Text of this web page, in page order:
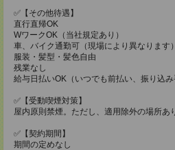
✅【その他待遇】
直行直帰OK
WワークOK（当社規定あり）
車、バイク通勤可（現場により異なります）
服装・髪型・髪色自由
残業なし
給与日払いOK（いつでも前払い、振り込み
✅【受動喫煙対策】
屋内原則禁煙。ただし、適用除外の場所あ
✅【契約期間】
期間の定めなし